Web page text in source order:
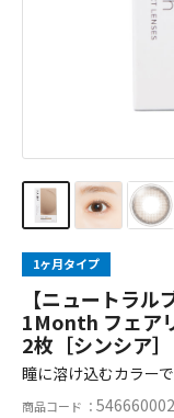
1ヶ月タイプ
【ニュートラ
1Month フェア
2枚［シンシア］
瞳に溶け込むカラー
商品コード ：